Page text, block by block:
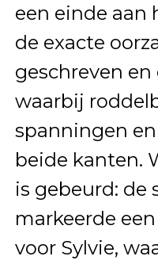
een einde aan
de exacte
geschreven
waarbij
spanningen
beide kanten.
is gebeurd: de
markeerde
voor Sylvie,